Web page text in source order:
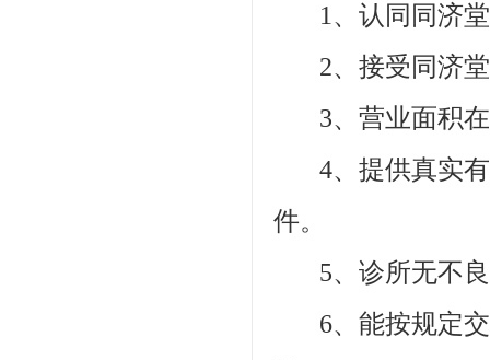
1、认同同济堂
2、接受同济堂
3、营业面积在
4、提供真实有
件。
5、诊所无不良
6、能按规定交